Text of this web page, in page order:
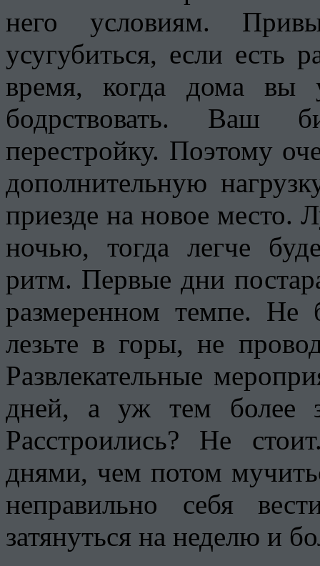
него условиям.
усугубиться, если есть
время, когда дома вы
бодрствовать. Ваш
перестройку. Поэтому
дополнительную
приезде на новое место.
ночью, тогда легче
ритм. Первые дни
размеренном темпе. Не
лезьте в горы, не
Развлекательные
дней, а уж тем более
Расстроились? Не
днями, чем потом
неправильно себя
затянуться на неделю и